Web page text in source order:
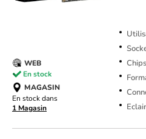
WEB
En stock
MAGASIN
En stock dans
1 Magasin